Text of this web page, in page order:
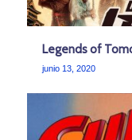
Legends of
junio 13, 2020